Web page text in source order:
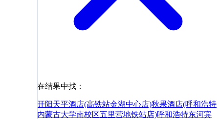
在结果中找：
开阳天平酒店(高铁站金湖中心店)秋果酒店(呼和浩特
内蒙古大学南校区五里营地铁站店)呼和浩特东河宾